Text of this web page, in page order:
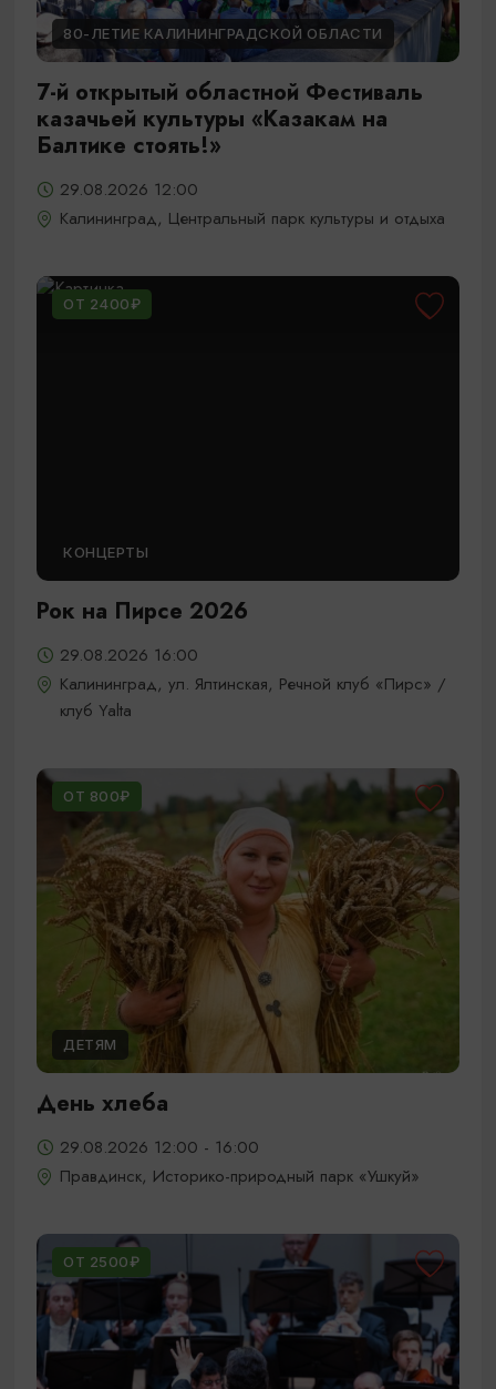
80-ЛЕТИЕ КАЛИНИНГРАДСКОЙ ОБЛАСТИ
7-й открытый областной Фестиваль
казачьей культуры «Казакам на
Балтике стоять!»
29.08.2026 12:00
Калининград, Центральный парк культуры и отдыха
ОТ 2400₽
КОНЦЕРТЫ
Рок на Пирсе 2026
29.08.2026 16:00
Калининград, ул. Ялтинская, Речной клуб «Пирс» /
клуб Yalta
ОТ 800₽
ДЕТЯМ
День хлеба
29.08.2026 12:00 - 16:00
Правдинск, Историко-природный парк «Ушкуй»
ОТ 2500₽